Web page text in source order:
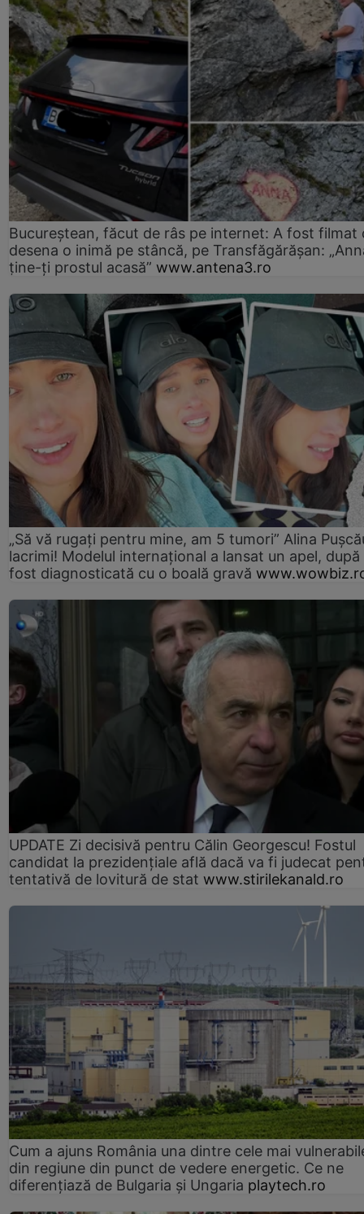
Bucureștean, făcut de râs pe internet: A fost filmat
desena o inimă pe stâncă, pe Transfăgărășan:
ține-ți prostul acasă” www.antena3.ro
„Să vă rugați pentru mine, am 5 tumori” Alina
lacrimi! Modelul internațional a lansat un apel, după
fost diagnosticată cu o boală gravă
UPDATE Zi decisivă pentru Călin Georgescu! Fostul
candidat la prezidențiale află dacă va fi judecat
tentativă de lovitură de stat www.stirilekanald.ro
Cum a ajuns România una dintre cele mai
din regiune din punct de vedere energetic. Ce ne
diferențiază de Bulgaria și Ungaria playtech.ro